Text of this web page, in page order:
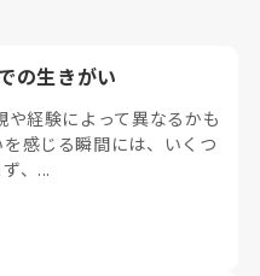
の生きがい
経験によって異なるかも
感じる瞬間には、いくつ
、...